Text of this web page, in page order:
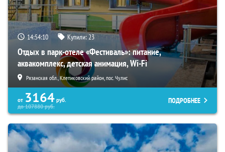
14:54:08 Купили:23
Отдых в парк-отеле «Фестиваль»: питание,
аквакомплекс, детская анимация, Wi-Fi
Рязанская обл., Клепиковский район, пос. Чулис
от 3164 руб.
до107880руб.
ПОДРОБНЕЕ